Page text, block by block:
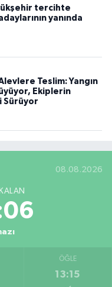
tercihte
yanında
Teslim: Yangın
Ekiplerin
Sürüyor
08.08.2026
ÖĞLE
13:15